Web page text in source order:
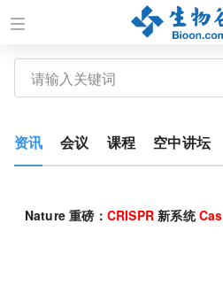
资讯 会议 课程 空中讲坛
Nature 重磅： CRISPR 新系统Cas